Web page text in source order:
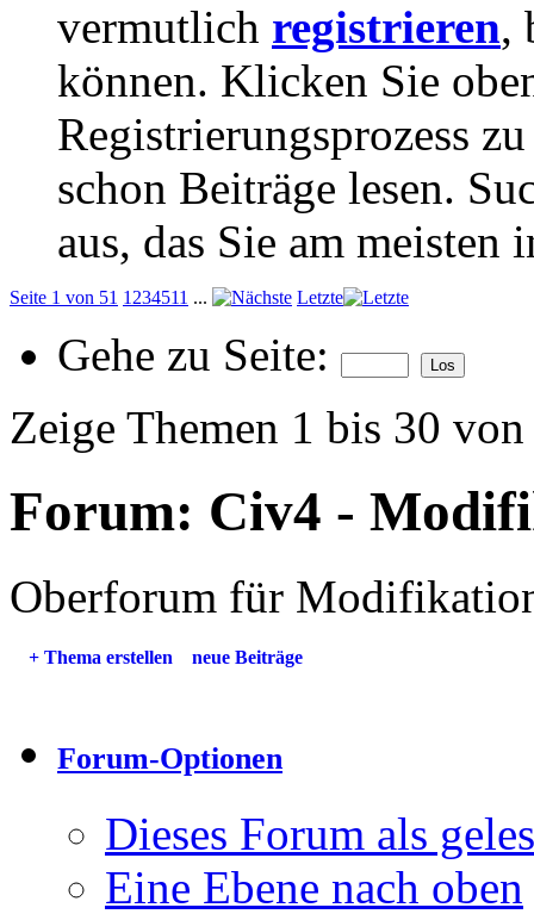
vermutlich registrieren,
können. Klicken Sie
Registrierungsprozess
schon Beiträge lesen.
aus, das Sie am meisten
Seite 1 von 51 1 234511 ... Letzte
Gehe zu Seite:
Zeige Themen 1 bis 30
Forum: Civ4 -
Oberforum für
+ Thema erstellen neue Beiträge
Forum-Optionen
Dieses Forum als
Eine Ebene nach oben